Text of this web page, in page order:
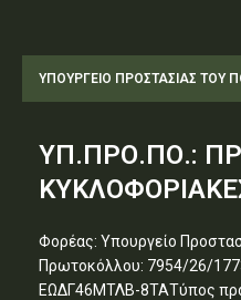
ΥΠΟΥΡΓΕΊΟ ΠΡΟΣΤΑΣΊΑΣ ΤΟΥ
ΥΠ.ΠΡΟ.ΠΟ.:
Φορέας: Υπουργείο
Πρωτοκόλλου: 7954/26/
ΕΩΔΓ46ΜΤΛΒ-8ΤΑΤύπος